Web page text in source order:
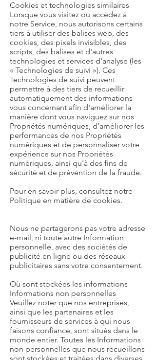
Cookies et technologies similaires
Lorsque vous visitez ou accédez à
notre Service, nous autorisons certains
tiers à utiliser des balises web, des
cookies, des pixels invisibles, des
scripts, des balises et d'autres
technologies et services d'analyse (les
« Technologies de suivi »). Ces
Technologies de suivi peuvent
permettre à des tiers de recueillir
automatiquement des informations
vous concernant afin d'améliorer la
manière dont vous naviguez sur nos
Propriétés numériques, d'améliorer les
performances de nos Propriétés
numériques et de personnaliser votre
expérience sur nos Propriétés
numériques, ainsi qu'à des fins de
sécurité et de prévention de la fraude.
Pour en savoir plus, consultez notre
Politique en matière de cookies.
Nous ne partagerons pas votre adresse
e-mail, ni toute autre Information
personnelle, avec des sociétés de
publicité en ligne ou des réseaux
publicitaires sans votre consentement.
Où sont stockées les informations
Informations non personnelles
Veuillez noter que nos entreprises,
ainsi que les partenaires et les
fournisseurs de services à qui nous
faisons confiance, sont situés dans le
monde entier. Toutes les Informations
non personnelles que nous recueillons